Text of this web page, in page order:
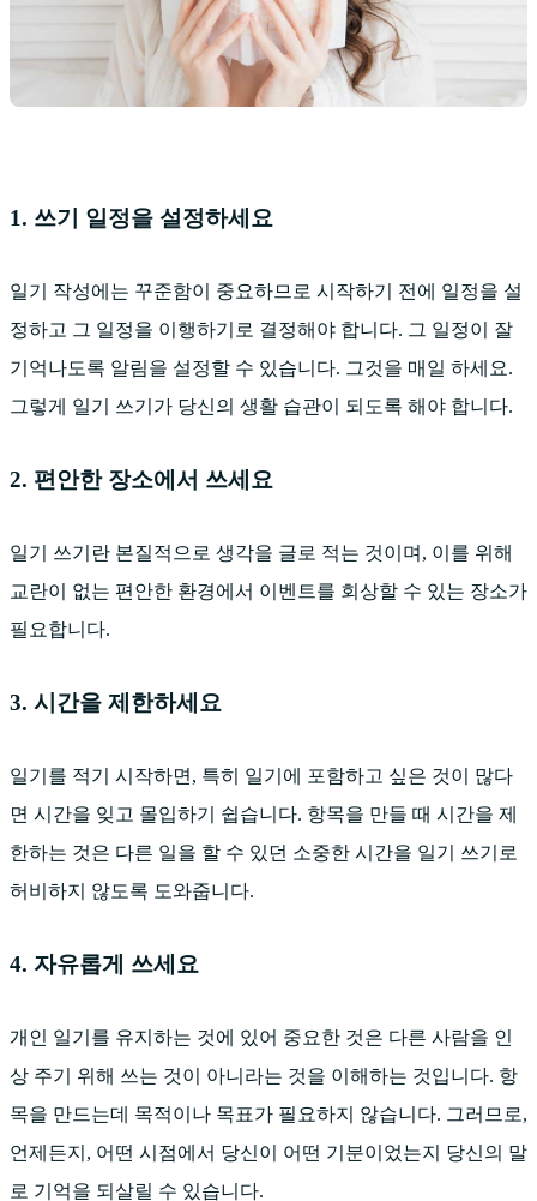
1. 쓰기 일정을 설정하세요
일기 작성에는 꾸준함이 중요하므로 시작하기 전에 일정을 설
정하고 그 일정을 이행하기로 결정해야 합니다. 그 일정이 잘
기억나도록 알림을 설정할 수 있습니다. 그것을 매일 하세요.
그렇게 일기 쓰기가 당신의 생활 습관이 되도록 해야 합니다.
2. 편안한 장소에서 쓰세요
일기 쓰기란 본질적으로 생각을 글로 적는 것이며, 이를 위해
교란이 없는 편안한 환경에서 이벤트를 회상할 수 있는 장소가
필요합니다.
3. 시간을 제한하세요
일기를 적기 시작하면, 특히 일기에 포함하고 싶은 것이 많다
면 시간을 잊고 몰입하기 쉽습니다. 항목을 만들 때 시간을 제
한하는 것은 다른 일을 할 수 있던 소중한 시간을 일기 쓰기로
허비하지 않도록 도와줍니다.
4. 자유롭게 쓰세요
개인 일기를 유지하는 것에 있어 중요한 것은 다른 사람을 인
상 주기 위해 쓰는 것이 아니라는 것을 이해하는 것입니다. 항
목을 만드는데 목적이나 목표가 필요하지 않습니다. 그러므로,
언제든지, 어떤 시점에서 당신이 어떤 기분이었는지 당신의 말
로 기억을 되살릴 수 있습니다.